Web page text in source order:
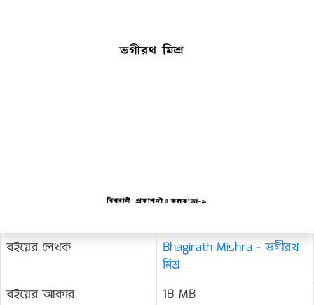
বইয়ের লেখক
Bhagirath Mishra - ভগীরথ
মিশ্র
বইয়ের আকার
18 MB